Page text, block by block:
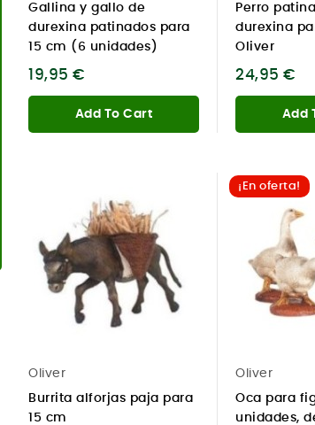
Gallina y gallo de
durexina patinados para
15 cm (6 unidades)
19,95 €
Add To Cart
Perro
durexina
Oliver
24,95 €
Add
Oliver
Burrita alforjas paja para
15 cm
¡En oferta!
Oliver
Oca para
unidades,